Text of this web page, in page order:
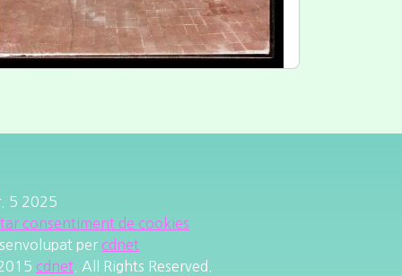
5 2025
consentiment de cookies
per cdnet
cdnet . All Rights Reserved.